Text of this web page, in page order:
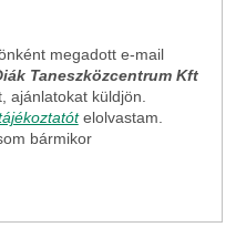
megadott e-mail
Taneszközcentrum Kft
ajánlatokat küldjön.
elolvastam.
bármikor